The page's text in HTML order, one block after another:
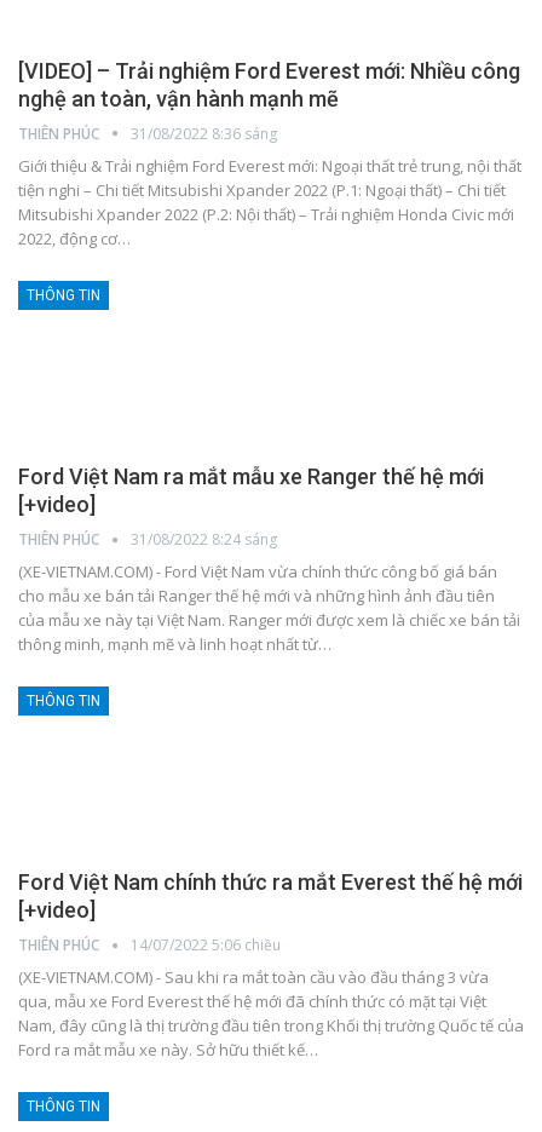
[VIDEO] – Trải nghiệm Ford Everest mới: Nhiều công
nghệ an toàn, vận hành mạnh mẽ
THIÊN PHÚC 31/08/2022 8:36 sáng
Giới thiệu & Trải nghiệm Ford Everest mới: Ngoại thất trẻ trung, nội thất
tiện nghi – Chi tiết Mitsubishi Xpander 2022 (P.1: Ngoại thất) – Chi tiết
Mitsubishi Xpander 2022 (P.2: Nội thất) – Trải nghiệm Honda Civic mới
2022, động cơ…
THÔNG TIN
Ford Việt Nam ra mắt mẫu xe Ranger thế hệ mới
[+video]
THIÊN PHÚC 31/08/2022 8:24 sáng
(XE-VIETNAM.COM) - Ford Việt Nam vừa chính thức công bố giá bán
cho mẫu xe bán tải Ranger thế hệ mới và những hình ảnh đầu tiên
của mẫu xe này tại Việt Nam. Ranger mới được xem là chiếc xe bán tải
thông minh, mạnh mẽ và linh hoạt nhất từ…
THÔNG TIN
Ford Việt Nam chính thức ra mắt Everest thế hệ mới
[+video]
THIÊN PHÚC 14/07/2022 5:06 chiều
(XE-VIETNAM.COM) - Sau khi ra mắt toàn cầu vào đầu tháng 3 vừa
qua, mẫu xe Ford Everest thế hệ mới đã chính thức có mặt tại Việt
Nam, đây cũng là thị trường đầu tiên trong Khối thị trường Quốc tế của
Ford ra mắt mẫu xe này. Sở hữu thiết kế…
THÔNG TIN